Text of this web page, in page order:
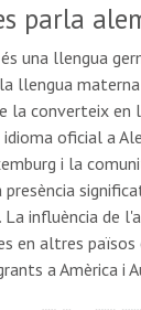
parla
una llengua
llengua
la converteix en
idioma oficial a
i la
presència
influència de
en altres
a Amèrica i